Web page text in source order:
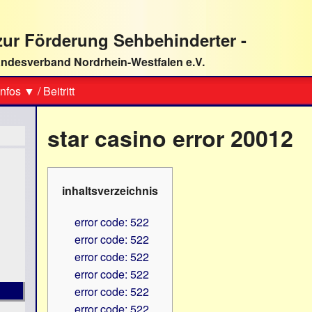
Förderung Sehbehinderter -
Nordrhein-Westfalen e.V.
▼ /Beitritt
star casino error 20012
inhaltsverzeichnis
error code: 522
error code: 522
error code: 522
error code: 522
error code: 522